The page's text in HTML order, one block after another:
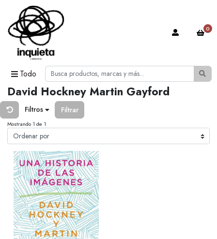
Todo
0
David Hockney Martin Gayford
Filtros Filtrar
Mostrando 1 de 1